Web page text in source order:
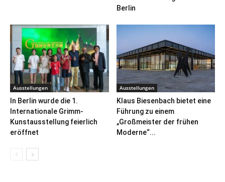
Berlin
Ausstellungen
In Berlin wurde die 1.
Internationale Grimm-
Kunstausstellung feierlich
eröffnet
Ausstellungen
Klaus Biesenbach bietet eine
Führung zu einem
„Großmeister der frühen
Moderne“...